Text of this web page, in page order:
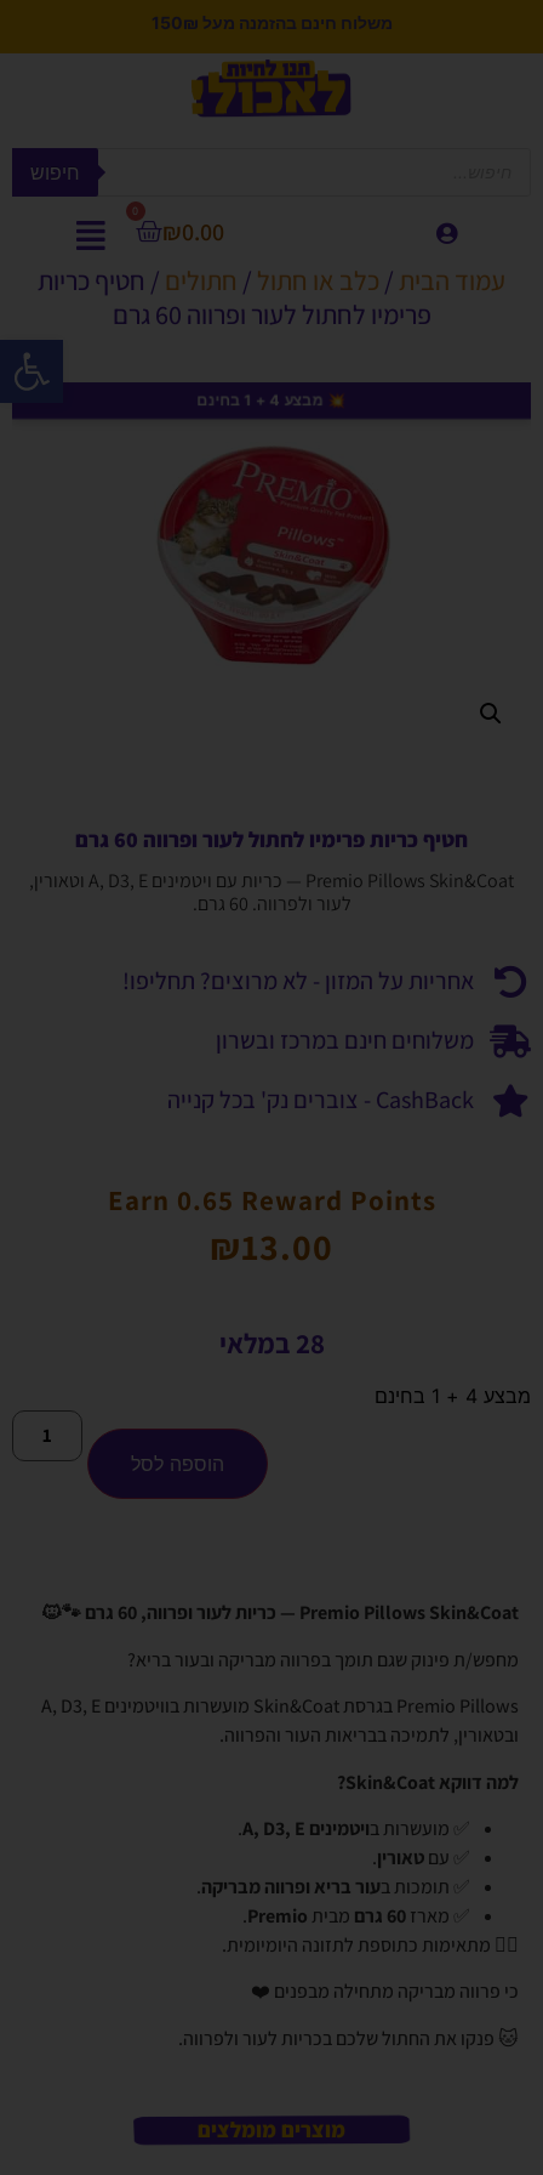
פתח
צוברים 5% לקנייה הבאה בנקודות לחברי מועדון
חיפוש
₪0.00
0
עמוד הבית / כלב או חתול / חתולים / חטיף כריות
פרימיו לחתול לעור ופרווה 60 גרם
חטיף כריות פרימיו לחתול לעור ופרווה 60 גרם
Premio Pillows Skin&Coat — כריות עם ויטמינים A, D3, E וטאורין,
לעור ולפרווה. 60 גרם.
אחריות על המזון - לא מרוצים? תחליפו!
משלוחים חינם במרכז ובשרון
CashBack - צוברים נק' בכל קנייה
Earn 0.65 Reward Points
₪13.00
28 במלאי
מבצע 4 + 1 בחינם
הוספה לסל
Premio Pillows Skin&Coat — כריות לעור ופרווה, 60 גרם 🐾🐱
מחפש/ת פינוק שגם תומך בפרווה מבריקה ובעור בריא?
Premio Pillows בגרסת Skin&Coat מועשרות בוויטמינים A, D3, E
ובטאורין, לתמיכה בבריאות העור והפרווה.
למה דווקא Skin&Coat?
✅ מועשרות בויטמינים A, D3, E
.
✅ עםטאורין.
✅ תומכות בעור בריא ופרווה מבריקה.
✅ מארז60 גרם מבית Premio
.
👈🏼 מתאימות כתוספת לתזונה היומיומית.
כי פרווה מבריקה מתחילה מבפנים ❤️
🐱 פנקו את החתול שלכם בכריות לעור ולפרווה.
💥 מבצע 4 + 1 בחינם
מוצרים מומלצים